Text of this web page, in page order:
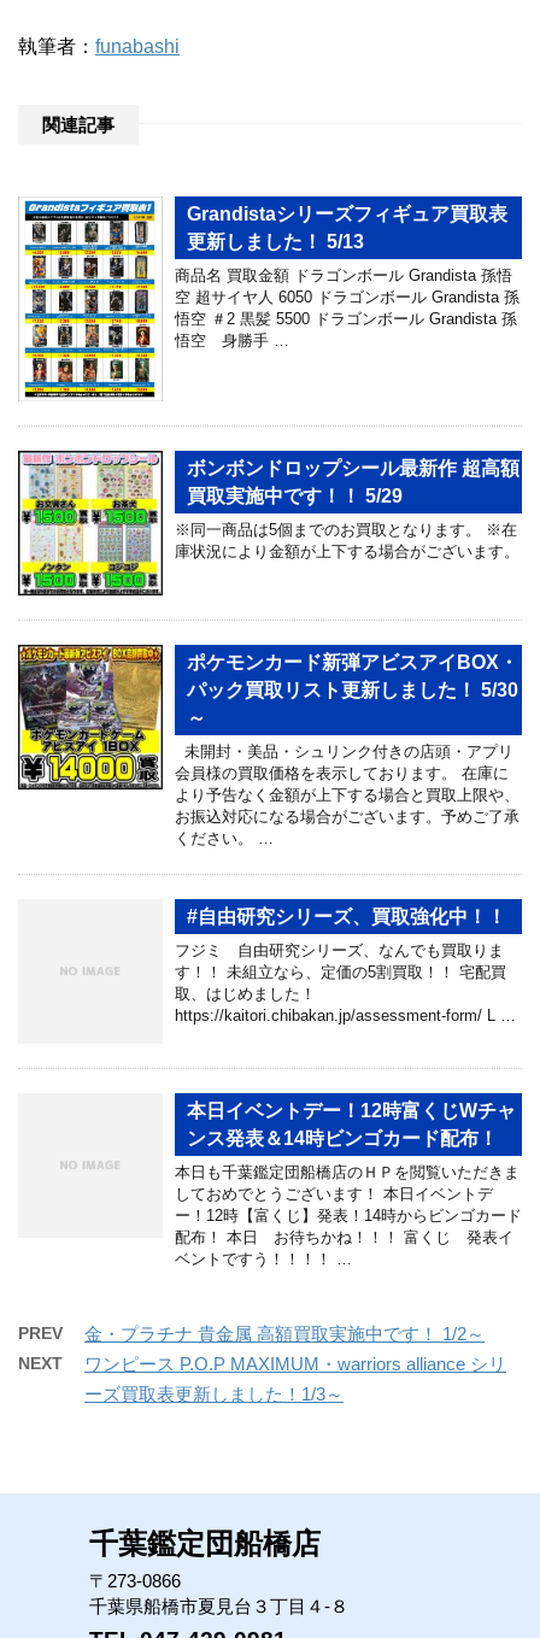
執筆者： funabashi
関連記事
Grandistaシリーズフィギュア買取表
更新しました！ 5/13
商品名 買取金額 ドラゴンボール Grandista 孫悟
空 超サイヤ人 6050 ドラゴンボール Grandista 孫
悟空 ＃2 黒髪 5500 ドラゴンボール Grandista 孫
悟空 身勝手 …
ボンボンドロップシール最新作 超高額
買取実施中です！！ 5/29
※同一商品は5個までのお買取となります。 ※在
庫状況により金額が上下する場合がございます。
ポケモンカード新弾アビスアイBOX・
パック買取リスト更新しました！ 5/30
～
未開封・美品・シュリンク付きの店頭・アプリ
会員様の買取価格を表示しております。 在庫に
より予告なく金額が上下する場合と買取上限や、
お振込対応になる場合がございます。予めご了承
ください。 …
#自由研究シリーズ、買取強化中！！
フジミ 自由研究シリーズ、なんでも買取りま
す！！ 未組立なら、定価の5割買取！！ 宅配買
取、はじめました！
https://kaitori.chibakan.jp/assessment-form/ L …
本日イベントデー！12時富くじWチャ
ンス発表＆14時ビンゴカード配布！
本日も千葉鑑定団船橋店のＨＰを閲覧いただきま
しておめでとうございます！ 本日イベントデ
ー！12時【富くじ】発表！14時からビンゴカード
配布！ 本日 お待ちかね！！！ 富くじ 発表イ
ベントですう！！！！ …
PREV 金・プラチナ 貴金属 高額買取実施中です！ 1/2～
NEXT
ワンピース P.O.P MAXIMUM・warriors alliance シリ
ーズ買取表更新しました！1/3～
千葉鑑定団船橋店
〒273-0866
千葉県船橋市夏見台３丁目４-８